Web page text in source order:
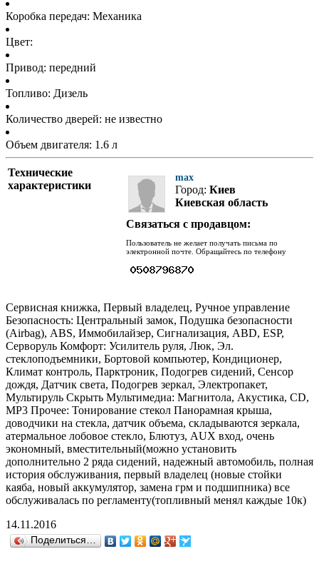
Коробка передач: Механика
Цвет:
Привод: передний
Топливо: Дизель
Количество дверей: не известно
Объем двигателя: 1.6 л
Технические
характеристики
max
Город: Киев
Киевская область
Связаться с продавцом:
Пользователь не желает получать письма по
электронной почте. Обращайтесь по телефону
Сервисная книжка, Первый владелец, Ручное управление
Безопасность: Центральный замок, Подушка безопасности
(Airbag), ABS, Иммобилайзер, Сигнализация, ABD, ESP,
Серворуль Комфорт: Усилитель руля, Люк, Эл.
стеклоподъемники, Бортовой компьютер, Кондиционер,
Климат контроль, Парктроник, Подогрев сидений, Сенсор
дождя, Датчик света, Подогрев зеркал, Электропакет,
Мультируль Скрыть Мультимедиа: Магнитола, Акустика, CD,
MP3 Прочее: Тонирование стекол Панорамная крыша,
доводчики на стекла, датчик объема, складываются зеркала,
атермальное лобовое стекло, Блютуз, AUX вход, очень
экономный, вместительный(можно установить
дополнительно 2 ряда сидений, надежный автомобиль, полная
история обслуживания, первый владелец (новые стойки
каяба, новый аккумулятор, замена грм и подшипника) все
обслуживалась по регламенту(топливный менял каждые 10к)
14.11.2016
Поделиться…